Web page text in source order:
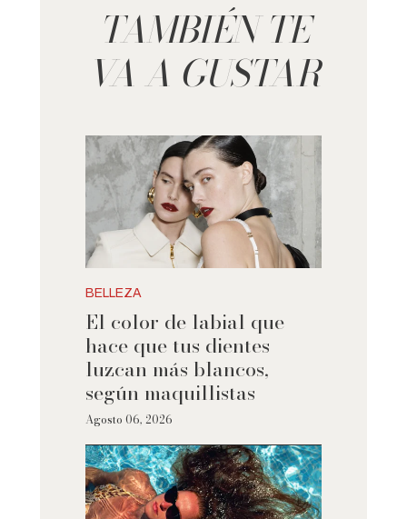
TAMBIÉN TE
VA A GUSTAR
BELLEZA
El color de labial que
hace que tus dientes
luzcan más blancos,
según maquillistas
Agosto 06, 2026